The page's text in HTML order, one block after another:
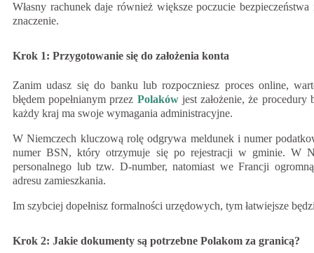
Własny rachunek daje również większe poczucie
znaczenie.
Krok 1: Przygotowanie się do założenia konta
Zanim udasz się do banku lub rozpoczniesz proces online,
błędem popełnianym przez Polakówjest założenie, że procedury
każdy kraj ma swoje wymagania administracyjne.
W Niemczech kluczową rolę odgrywa meldunek i numer
numer BSN, który otrzymuje się po rejestracji w gminie. W
personalnego lub tzw. D-number, natomiast we Francji
adresu zamieszkania.
Im szybciej dopełnisz formalności urzędowych, tym łatwiejsze
Krok 2: Jakie dokumenty są potrzebne Polakom za granicą?